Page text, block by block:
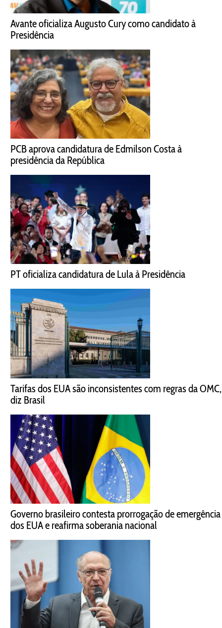
Avante oficializa Augusto Cury como candidato à
Presidência
PCB aprova candidatura de Edmilson Costa à
presidência da República
PT oficializa candidatura de Lula à Presidência
Tarifas dos EUA são inconsistentes com regras da OMC,
diz Brasil
Governo brasileiro contesta prorrogação de emergência
dos EUA e reafirma soberania nacional